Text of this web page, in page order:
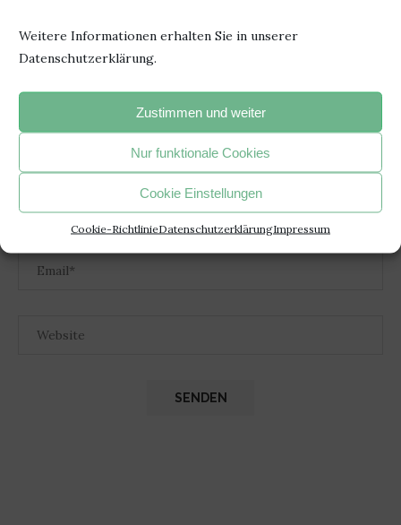
Weitere Informationen erhalten Sie in unserer
Datenschutzerklärung.
Zustimmen und weiter
Nur funktionale Cookies
Cookie Einstellungen
Cookie-RichtlinieDatenschutzerklärungImpressum